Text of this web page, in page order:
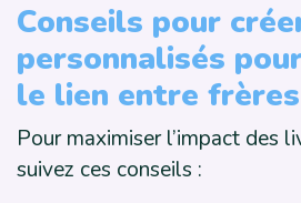
Conseils pour
personnalisés
le lien entre
Pour maximiser l’impact des
suivez ces conseils :